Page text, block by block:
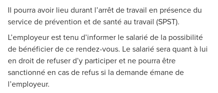
Il pourra avoir lieu durant l’arrêt de travail en présence du
service de prévention et de santé au travail (SPST).
L’employeur est tenu d’informer le salarié de la possibilité
de bénéficier de ce rendez-vous. Le salarié sera quant à lui
en droit de refuser d’y participer et ne pourra être
sanctionné en cas de refus si la demande émane de
l’employeur.